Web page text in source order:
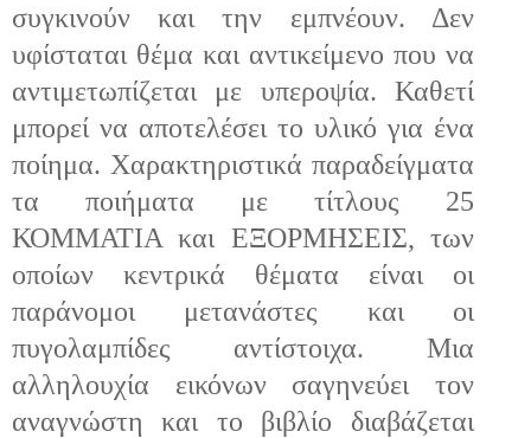
συγκινούν και την εμπνέουν. Δεν
υφίσταται θέμα και αντικείμενο που να
αντιμετωπίζεται με υπεροψία. Καθετί
μπορεί να αποτελέσει το υλικό για ένα
ποίημα. Χαρακτηριστικά παραδείγματα
τα ποιήματα με τίτλους 25
ΚΟΜΜΑΤΙΑ και ΕΞΟΡΜΗΣΕΙΣ, των
οποίων κεντρικά θέματα είναι οι
παράνομοι μετανάστες και οι
πυγολαμπίδες αντίστοιχα. Μια
αλληλουχία εικόνων σαγηνεύει τον
αναγνώστη και το βιβλίο διαβάζεται